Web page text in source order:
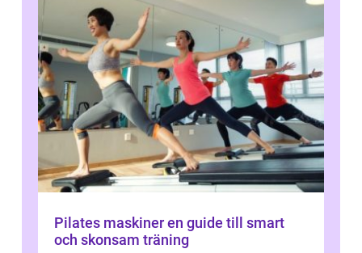
Pilates maskiner en guide till smart
och skonsam träning